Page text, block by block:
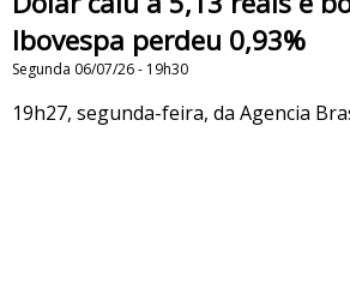
Ibovespa perdeu 0,93%
Segunda 06/07/26 - 19h30
19h27, segunda-feira, da Agencia